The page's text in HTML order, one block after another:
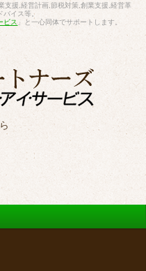
支援,経営計画,節税対策,創業支援,経営革
イス等。
ビス 」と一心同体でサポートします。